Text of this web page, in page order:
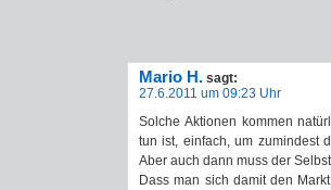
Mario H. sagt:
27.6.2011 um 09:23 Uhr
Solche Aktionen kommen
tun ist, einfach, um zumindest
Aber auch dann muss der
Dass man sich damit den